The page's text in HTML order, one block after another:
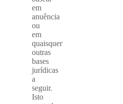
em
anuência
ou
em
quaisquer
outras
bases
jurídicas
a
seguir.
Isto